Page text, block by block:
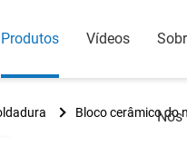
Produtos Vídeos
Nós
Bloco cerâmico do